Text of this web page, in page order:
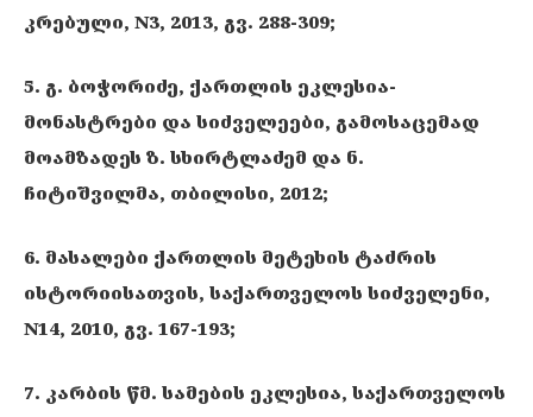
კრებული, N3, 2013, გვ. 288-309;
5. გ. ბოჭორიძე, ქართლის ეკლესია-
მონასტრები და სიძველეები, გამოსაცემად
მოამზადეს ზ. სხირტლაძემ და ნ.
ჩიტიშვილმა, თბილისი, 2012;
6. მასალები ქართლის მეტეხის ტაძრის
ისტორიისათვის, საქართველოს სიძველენი,
N14, 2010, გვ. 167-193;
7. კარბის წმ. სამების ეკლესია, საქართველოს